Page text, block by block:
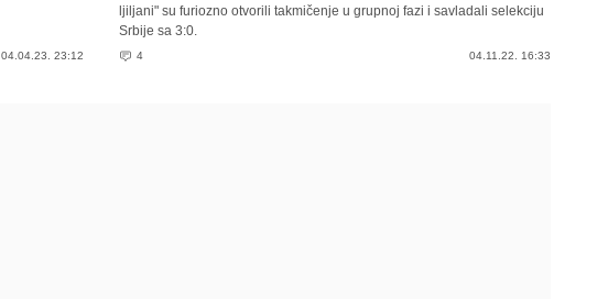
04.04.23. 23:12
ljiljani" su furiozno otvorili takmičenje u grupnoj fazi i savladali selekciju
Srbije sa 3:0.
4 04.11.22. 16:33